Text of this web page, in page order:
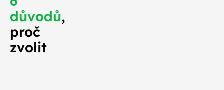
důvodů,
proč
zvolit